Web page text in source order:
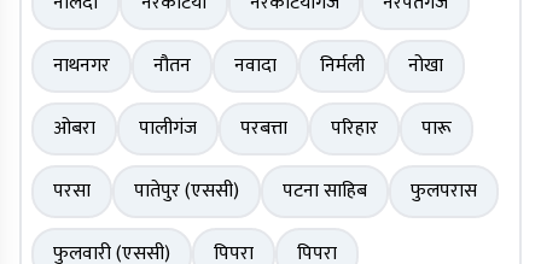
नाथनगर
नौतन नवादा निर्मली
नोखा
ओबरा
पालीगंज परबत्ता परिहार
पारू
परसा
पातेपुर (एससी) पटना साहिब
फुलपरास
फुलवारी (एससी)
पिपरा
पिपरा